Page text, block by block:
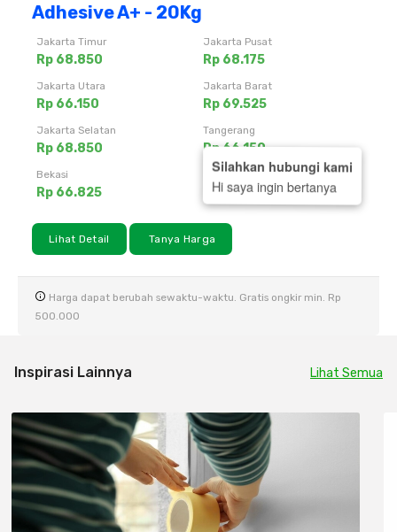
Adhesive A+ - 20Kg
Jakarta Timur
Rp 68.850
Jakarta Pusat
Rp 68.175
Jakarta Utara
Rp 66.150
Jakarta Barat
Rp 69.525
Jakarta Selatan
Rp 68.850
Tangerang
Rp 66.150
Bekasi
Rp 66.825
Depok
Rp 66.825
Lihat Detail Tanya Harga
Harga dapat berubah sewaktu-waktu. Gratis ongkir min. Rp
500.000
Inspirasi Lainnya Lihat Semua
Silahkan hubungi kami
Hi saya ingin bertanya